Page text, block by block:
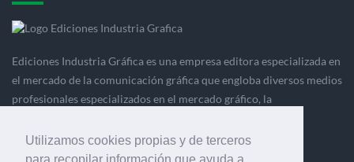
Utilizamos cookies propias y de terceros
Ediciones Industria Gráfica es una empresa editora especializada en
el mercado de la comunicación gráfica que engloba diversos medios
profesionales especializados en el mercado gráfico, la